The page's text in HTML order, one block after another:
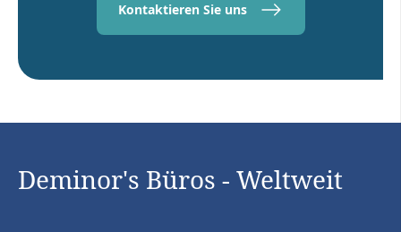
Kontaktieren Sie uns
Deminor's Büros - Weltweit